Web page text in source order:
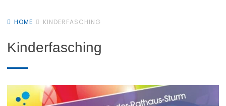
HOME KINDERFASCHING
Kinderfasching